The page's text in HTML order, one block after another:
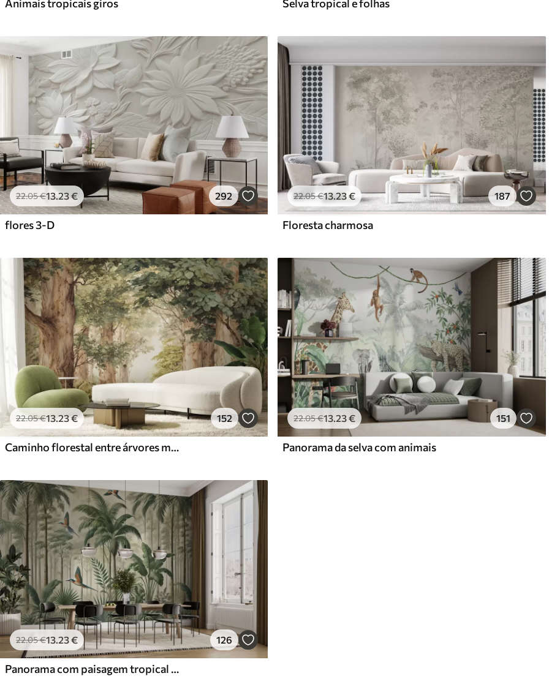
Animais tropicais giros Selva tropical e folhas
22.05€13.23€ 292
flores 3-D
22.05€13.23€ 187
Floresta charmosa
22.05€13.23€ 152
Caminho florestal entre árvores majestosas em estilo aquarela
22.05€13 .23€ 151
Panorama da selva com animais
22.05€13.23€ 126
Panorama com paisagem tropical e aves